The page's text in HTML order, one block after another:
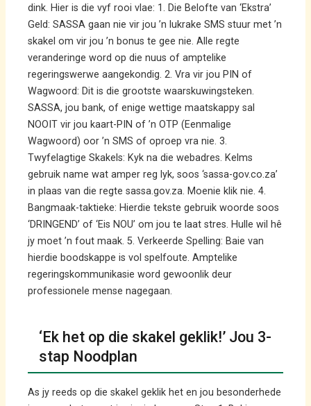
dink. Hier is die vyf rooi vlae: 1. Die Belofte van ‘Ekstra’
Geld: SASSA gaan nie vir jou ’n lukrake SMS stuur met ’n
skakel om vir jou ’n bonus te gee nie. Alle regte
veranderinge word op die nuus of amptelike
regeringswerwe aangekondig. 2. Vra vir jou PIN of
Wagwoord: Dit is die grootste waarskuwingsteken.
SASSA, jou bank, of enige wettige maatskappy sal
NOOIT vir jou kaart-PIN of ’n OTP (Eenmalige
Wagwoord) oor ’n SMS of oproep vra nie. 3.
Twyfelagtige Skakels: Kyk na die webadres. Kelms
gebruik name wat amper reg lyk, soos ‘sassa-gov.co.za’
in plaas van die regte sassa.gov.za. Moenie klik nie. 4.
Bangmaak-taktieke: Hierdie tekste gebruik woorde soos
‘DRINGEND’ of ‘Eis NOU’ om jou te laat stres. Hulle wil hê
jy moet ’n fout maak. 5. Verkeerde Spelling: Baie van
hierdie boodskappe is vol spelfoute. Amptelike
regeringskommunikasie word gewoonlik deur
professionele mense nagegaan.
‘Ek het op die skakel geklik!’ Jou 3-
stap Noodplan
As jy reeds op die skakel geklik het en jou besonderhede